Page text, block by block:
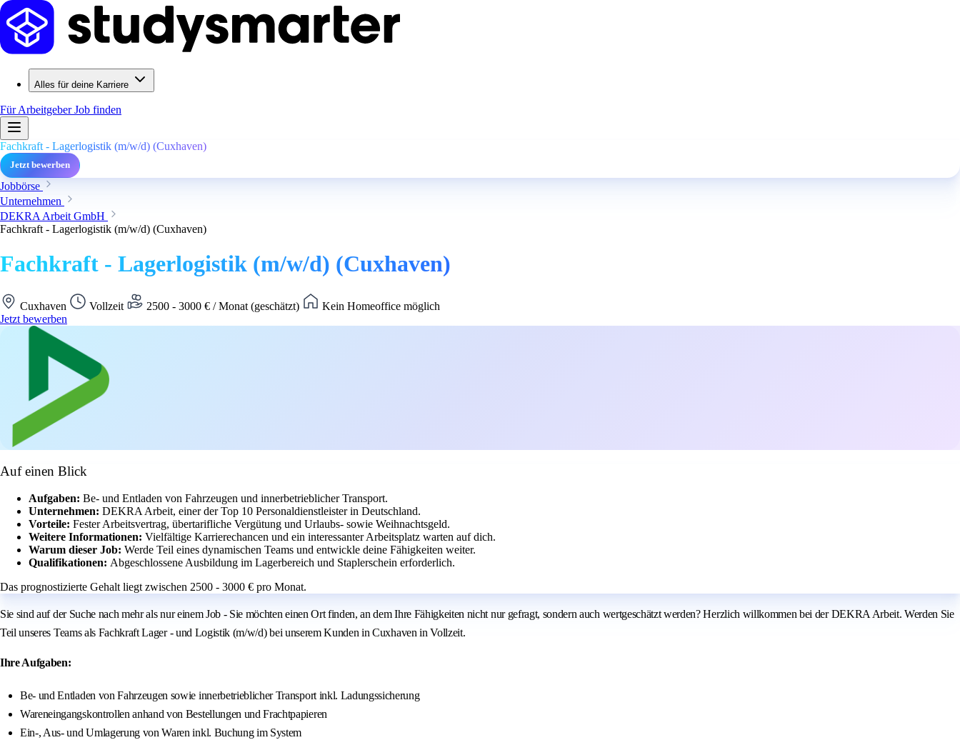
Alles für deine Karriere
Für ArbeitgeberJob finden
Fachkraft - Lagerlogistik (m/w/d) (Cuxhaven)
Jetzt bewerben
Jobbörse
Unternehmen
DEKRA Arbeit GmbH
Fachkraft - Lagerlogistik (m/w/d) (Cuxhaven)
Fachkraft - Lagerlogistik (m/w/d) (Cuxhaven)
Cuxhaven Vollzeit 2500 - 3000 € / Monat (geschätzt)
Kein Homeoffice möglich
Jetzt bewerben
Auf einen Blick
Aufgaben: Be- und Entladen von Fahrzeugen und innerbetrieblicher Transport.
Unternehmen: DEKRA Arbeit, einer der Top 10 Personaldienstleister in Deutschland.
Vorteile: Fester Arbeitsvertrag, übertarifliche Vergütung und Urlaubs- sowie Weihnachtsgeld.
Weitere Informationen: Vielfältige Karrierechancen und ein interessanter Arbeitsplatz warten auf dich.
Warum dieser Job: Werde Teil eines dynamischen Teams und entwickle deine Fähigkeiten weiter.
Qualifikationen: Abgeschlossene Ausbildung im Lagerbereich und Staplerschein erforderlich.
Das prognostizierte Gehalt liegt zwischen 2500 - 3000 € pro Monat.
Sie sind auf der Suche nach mehr als nur einem Job - Sie möchten einen Ort finden, an dem Ihre Fähigkeiten nicht nur gefragt, sondern auch wertgeschätzt werden? Herzlich willkommen bei der DEKRA Arbeit. Werden Sie
Teil unseres Teams als Fachkraft Lager - und Logistik (m/w/d) bei unserem Kunden in Cuxhaven in Vollzeit.
Ihre Aufgaben:
Be- und Entladen von Fahrzeugen sowie innerbetrieblicher Transport inkl. Ladungssicherung
Wareneingangskontrollen anhand von Bestellungen und Frachtpapieren
Ein-, Aus- und Umlagerung von Waren inkl. Buchung im System